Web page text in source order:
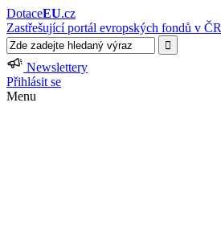
DotaceEU.cz
Zastřešující portál evropských fondů v ČR
Newslettery
Přihlásit se
Menu